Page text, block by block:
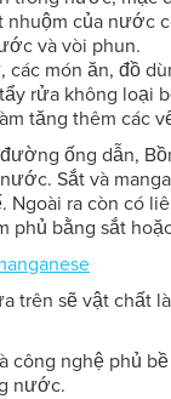
của nước
và vòi phun.
các món ăn, đồ
rửa không loại
tăng thêm các
ống dẫn,
Sắt và
ra còn có
bằng sắt
trên sẽ vật
công nghệ phủ
nước.